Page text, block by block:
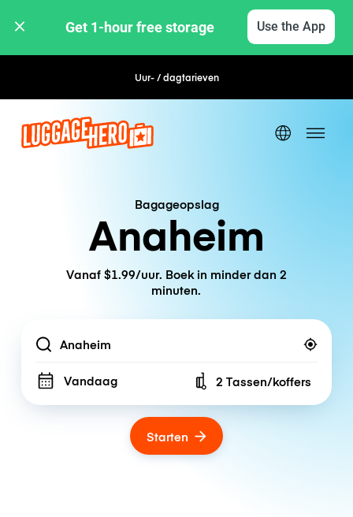
Get 1-hour free storage Use the App
Uur- / dagtarieven Flexibel boeken
Bagageopslag
Anaheim
Vanaf $1.99/uur. Boek in minder dan 2
minuten.
Location
Vandaag Number of bags
2 Tassen/koffers
Starten